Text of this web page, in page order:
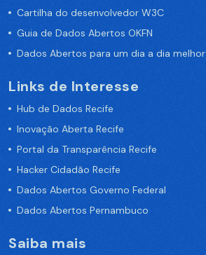
Cartilha do desenvolvedor W3C
Guia de Dados Abertos OKFN
Dados Abertos para um dia a dia melhor
Links de Interesse
Hub de Dados Recife
Inovação Aberta Recife
Portal da Transparência Recife
Hacker Cidadão Recife
Dados Abertos Governo Federal
Dados Abertos Pernambuco
Saiba mais